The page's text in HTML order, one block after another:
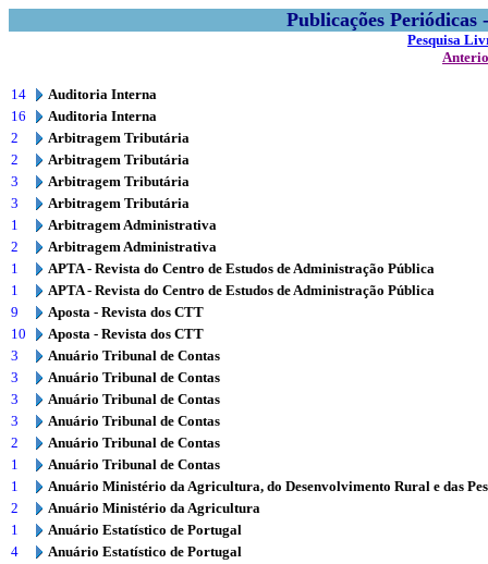
Publicações
Pesquisa
14
Auditoria Interna
16
Auditoria Interna
2
Arbitragem Tributária
2
Arbitragem Tributária
3
Arbitragem Tributária
3
Arbitragem Tributária
1
Arbitragem Administrativa
2
Arbitragem Administrativa
1
APTA - Revista do Centro de Estudos de Administração Pública
1
APTA - Revista do Centro de Estudos de Administração Pública
9
Aposta - Revista dos CTT
10
Aposta - Revista dos CTT
3
Anuário Tribunal de Contas
3
Anuário Tribunal de Contas
3
Anuário Tribunal de Contas
3
Anuário Tribunal de Contas
2
Anuário Tribunal de Contas
1
Anuário Tribunal de Contas
1
Anuário Ministério da Agricultura, do Desenvolvimento Rural e das
2
Anuário Ministério da Agricultura
1
Anuário Estatístico de Portugal
4
Anuário Estatístico de Portugal